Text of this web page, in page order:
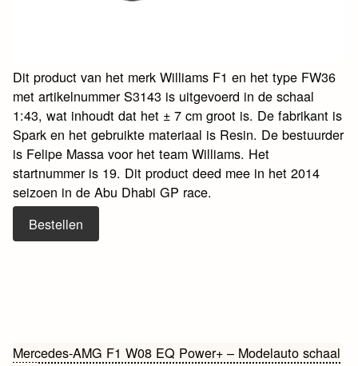
Dit product van het merk Williams F1 en het type FW36
met artikelnummer S3143 is uitgevoerd in de schaal
1:43, wat inhoudt dat het ± 7 cm groot is. De fabrikant is
Spark en het gebruikte materiaal is Resin. De bestuurder
is Felipe Massa voor het team Williams. Het
startnummer is 19. Dit product deed mee in het 2014
seizoen in de Abu Dhabi GP race.
Bestellen
Bericht
Mercedes-AMG F1 W08 EQ Power+ – Modelauto schaal